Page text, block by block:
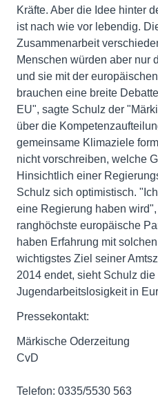
Kräfte. Aber die Idee hinter
ist nach wie vor lebendig.
Zusammenarbeit
Menschen würden aber nur
und sie mit der
brauchen eine breite
EU", sagte Schulz der
über die
gemeinsame Klimaziele
nicht vorschreiben, welche
Hinsichtlich einer
Schulz sich optimistisch.
eine Regierung haben
ranghöchste europäische
haben Erfahrung mit
wichtigstes Ziel seiner
2014 endet, sieht Schulz
Jugendarbeitslosigkeit in
Pressekontakt:
Märkische Oderzeitung
CvD
Telefon: 0335/5530 563